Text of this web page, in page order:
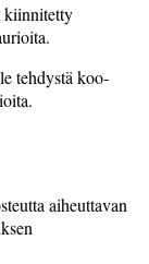
kiinnitetty
tehdystä koo­
aiheuttavan